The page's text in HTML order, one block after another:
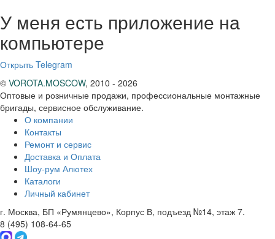
У меня есть приложение на
компьютере
Открыть Telegram
© VOROTA.MOSCOW, 2010 - 2026
Оптовые и розничные продажи, профессиональные монтажные
бригады, сервисное обслуживание.
О компании
Контакты
Ремонт и сервис
Доставка и Оплата
Шоу-рум Алютех
Каталоги
Личный кабинет
г. Москва, БП «Румянцево», Корпус В, подъезд №14, этаж 7.
8 (495) 108-64-65